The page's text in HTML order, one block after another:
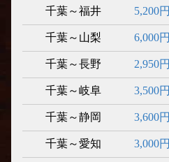
千葉～福井 5,200円
千葉～山梨 6,000円
千葉～長野 2,950円
千葉～岐阜 3,500円
千葉～静岡 3,600円
千葉～愛知 3,000円